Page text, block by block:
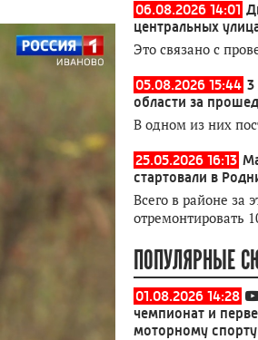
06.08.2026 14:01
центральных
Это связано с
05.08.2026 15:44 3
области за
В одном из них
25.05.2026 16:13
стартовали в
Всего в районе за
отремонтировать
ПОПУЛЯРНЫЕ
01.08.2026 14:28
чемпионат и
моторному спорту